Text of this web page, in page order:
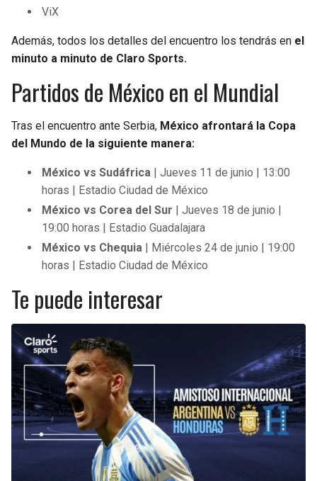
ViX
Además, todos los detalles del encuentro los tendrás en el
minuto a minuto de Claro Sports.
Partidos de México en el Mundial
Tras el encuentro ante Serbia, México afrontará la Copa
del Mundo de la siguiente manera:
México vs Sudáfrica | Jueves 11 de junio | 13:00
horas | Estadio Ciudad de México
México vs Corea del Sur | Jueves 18 de junio |
19:00 horas | Estadio Guadalajara
México vs Chequia | Miércoles 24 de junio | 19:00
horas | Estadio Ciudad de México
Te puede interesar